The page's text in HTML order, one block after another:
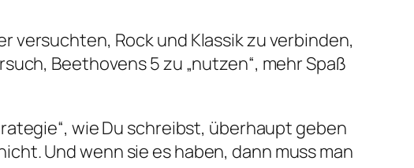
versuchten, Rock und Klassik zu verbinden,
Beethovens 5 zu „nutzen“, mehr Spaß
wie Du schreibst, überhaupt geben
Und wenn sie es haben, dann muss man